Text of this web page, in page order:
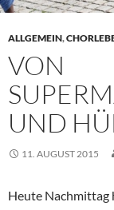
ALLGEMEIN,
VON
UND
11. AUGUST 2015
Heute Nachmittag